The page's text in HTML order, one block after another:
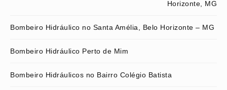
Horizonte, MG
Bombeiro Hidráulico no Santa Amélia, Belo Horizonte – MG
Bombeiro Hidráulico Perto de Mim
Bombeiro Hidráulicos no Bairro Colégio Batista